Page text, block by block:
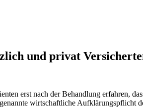
und privat
erst nach der Behandlung erfahren,
wirtschaftliche Aufklärungspflicht